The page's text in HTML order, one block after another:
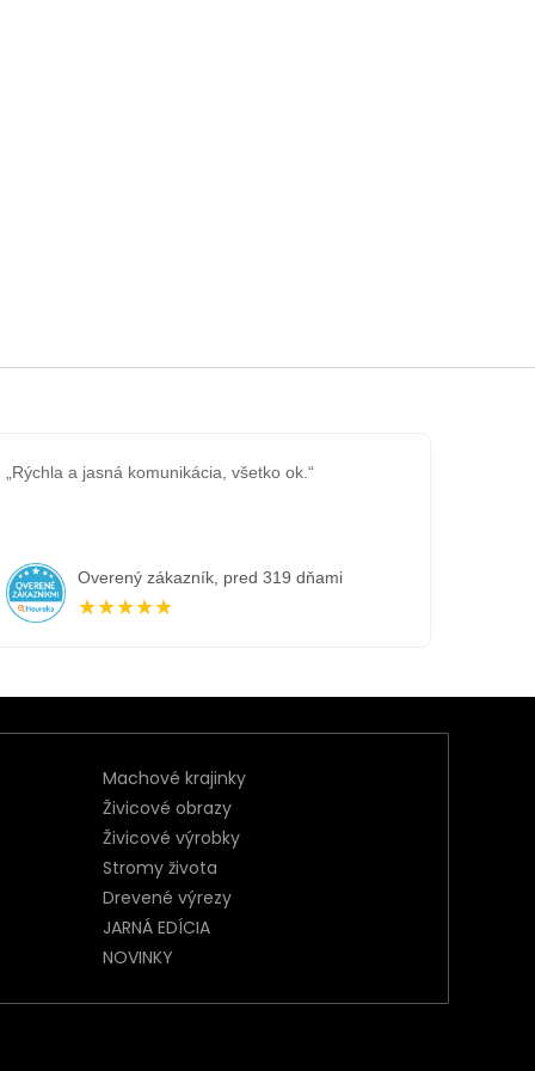
„Rýchla a jasná komunikácia, všetko ok.“
Overený zákazník, pred 319 dňami
★★★★★
Machové krajinky
Živicové obrazy
Živicové výrobky
Stromy života
Drevené výrezy
JARNÁ EDÍCIA
NOVINKY